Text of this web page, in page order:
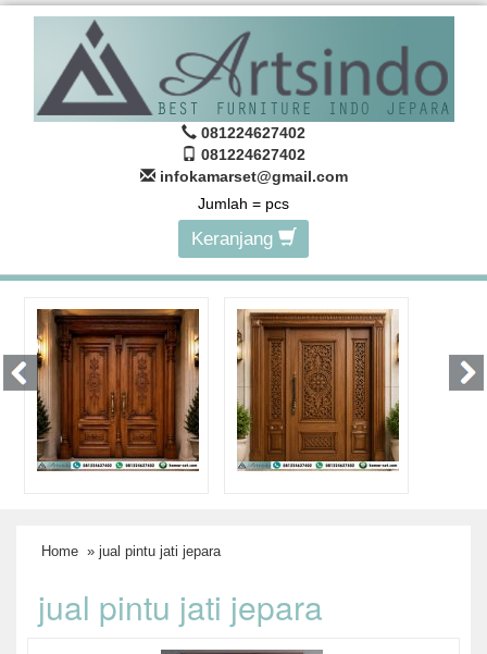
081224627402
081224627402
infokamarset@gmail.com
Jumlah = pcs
Keranjang
Home » jual pintu jati jepara
jual pintu jati jepara